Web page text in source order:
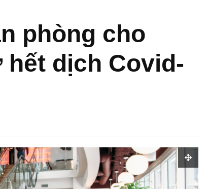
phòng cho
dịch Covid-